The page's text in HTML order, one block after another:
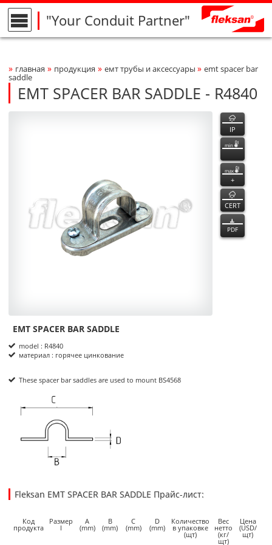
"Your Conduit Partner"
Breadcrumbs Navigation
» главная » продукция » емт трубы и аксессуары » emt spacer bar
saddle
EMT SPACER BAR SADDLE - R4840
R4840
R4840 функции
IP
min
max
+
CERT
PDF
Product Informations
EMT SPACER BAR SADDLE
model : R4840
материал : горячее цинкование
These spacer bar saddles are used to mount BS4568
размеры
Fleksan EMT SPACER BAR SADDLE Прайс-лист:
Код
продукта
Размер
I
A
(mm)
B
(mm)
C
(mm)
D
(mm)
Количество
в упаковке
(щт)
Вес
нетто
(кг/
щт)
Цена
(USD/
щт)